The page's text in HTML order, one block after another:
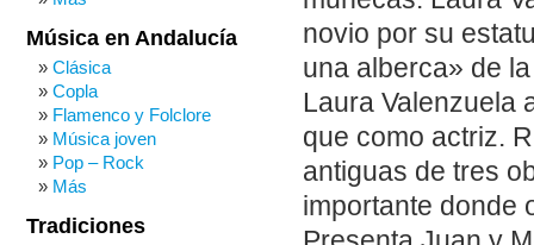
novio por su
una alberca» de
Laura Valenzuela
que como actriz.
antiguas de tres
importante donde
Música en Andalucía
Clásica
Copla
Flamenco y Folclore
Música joven
Pop – Rock
Más
Tradiciones